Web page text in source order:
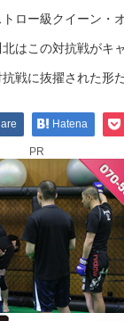
ロー級クイーン・
はこの対抗戦がキ
戦に抜擢された形だ
Hatena
PR